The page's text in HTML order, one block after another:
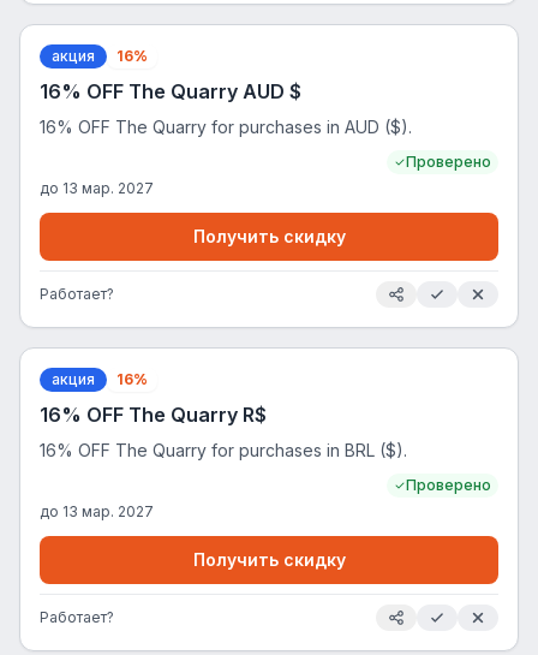
акция 16%
16% OFF The Quarry AUD $
16% OFF The Quarry for purchases in AUD ($).
Проверено
до 13 мар. 2027
Получить скидку
Работает?
акция 16%
16% OFF The Quarry R$
16% OFF The Quarry for purchases in BRL ($).
Проверено
до 13 мар. 2027
Получить скидку
Работает?